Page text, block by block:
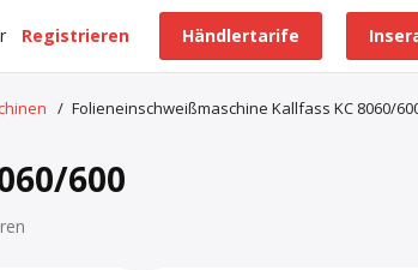
Händlertarife
Registrieren
/ Folieneinschweißmaschine Kallfass KC 8060/
600